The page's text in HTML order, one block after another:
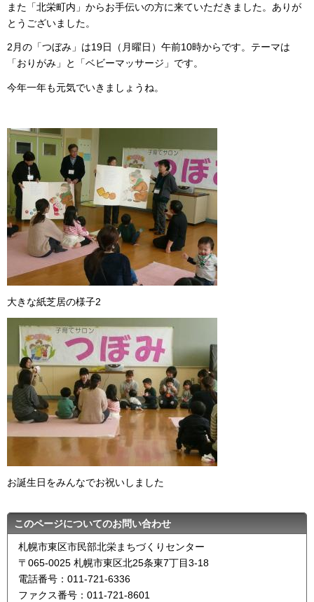
また「北栄町内」からお手伝いの方に来ていただきました。ありが
とうございました。
2月の「つぼみ」は19日（月曜日）午前10時からです。テーマは
「おりがみ」と「ベビーマッサージ」です。
今年一年も元気でいきましょうね。
大きな紙芝居の様子2
お誕生日をみんなでお祝いしました
このページについてのお問い合わせ
札幌市東区市民部北栄まちづくりセンター
〒065-0025 札幌市東区北25条東7丁目3-18
電話番号：011-721-6336
ファクス番号：011-721-8601